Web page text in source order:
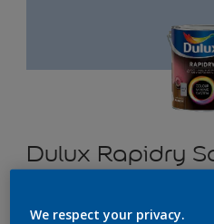
Dulux Rapidry
We respect your privacy.